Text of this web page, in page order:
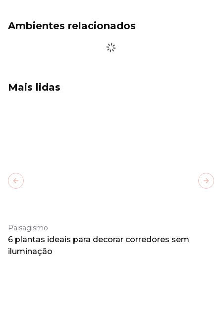
Ambientes relacionados
Mais lidas
Paisagismo
6 plantas ideais para decorar corredores sem
iluminação
Previous slide